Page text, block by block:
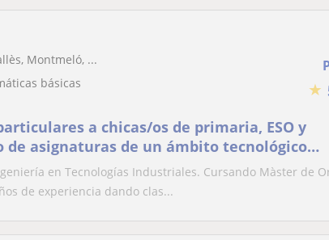
★
Montmeló, ...
básicas
a chicas/os de primaria, ESO y
de asignaturas de un ámbito tecnológico,
física, tecnología
en Tecnologías Industriales. Cursando Màster de
de experiencia dando clas...